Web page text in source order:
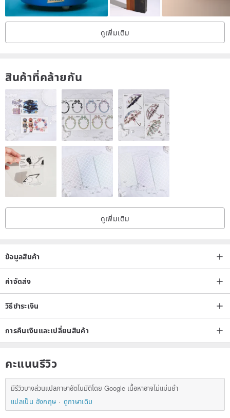
resembling a flower of white mineral, showcasing the multi-layered
crystalline beauty unique to natural minerals.
🔮 Mineral Viewing Features | Natural "Light Layering"
The multi-layered floral structure presents a charming and three-
dimensional "crystal flower" form.
The white tone is bright and clear; it reflects a subtle glow when
light shines on it, with a clean and pure texture.
The form opens upwards, appearing like a small crystal sanctuary.
The solid wood base is warm and stable, creating a natural balance
of yin and yang with the white calcite.
✦ Suitable Uses (Visual Ambiance × Spatial Aesthetics)
ดูเพิ่มเติม
สินค้าที่คล้ายกัน
ดูเพิ่มเติม
ข้อมูลสินค้า
ค่าจัดส่ง
วิธีชำระเงิน
การคืนเงินและเปลี่ยนสินค้า
คะแนนรีวิว
มีรีวิวบางส่วนแปลภาษาอัตโนมัติโดย Google เนื้อหาอาจไม่แม่นยำ
แปลเป็น อังกฤษ
ดูภาษาเดิม